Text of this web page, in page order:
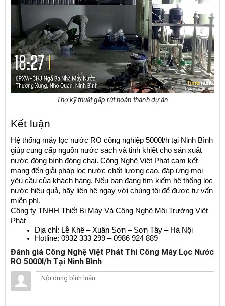
Thợ kỹ thuật gấp rút hoàn thành dự án
Kết luận
Hệ thống máy lọc nước RO công nghiệp 5000l/h tại Ninh Bình
giúp cung cấp nguồn nước sạch và tinh khiết cho sản xuất
nước đóng bình đóng chai. Công Nghệ Việt Phát cam kết
mang đến giải pháp lọc nước chất lượng cao, đáp ứng mọi
yêu cầu của khách hàng. Nếu bạn đang tìm kiếm hệ thống lọc
nước hiệu quả, hãy liên hệ ngay với chúng tôi để được tư vấn
miễn phí.
Công ty TNHH Thiết Bị Máy Và Công Nghệ Môi Trường Việt
Phát
Địa chỉ: Lễ Khê – Xuân Sơn – Sơn Tây – Hà Nội
Hotline: 0932 333 299 – 0986 924 889
Đánh giá Công Nghệ Việt Phát Thi Công Máy Lọc Nước
RO 5000l/h Tại Ninh Bình